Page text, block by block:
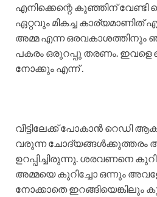
എനിക്കെന്റെ കുഞ്ഞിന് വേണ്ടി
ഏറ്റവും മികച്ച കാര്യമാണിത്
അമ്മ എന്ന ഒരവകാശത്തിനും
പകരം ഒരുറപ്പു തരണം.
നോക്കും എന്ന് .
വീട്ടിലേക്ക് പോകാൻ റെഡി
വരുന്ന ചോദ്യങ്ങൾക്കുത്തരം
ഉറപ്പിച്ചിരുന്നു. ശരവണനെ
അമ്മയെ കുറിച്ചോ ഒന്നും
നോക്കാതെ ഇറങ്ങിയെങ്കിലും